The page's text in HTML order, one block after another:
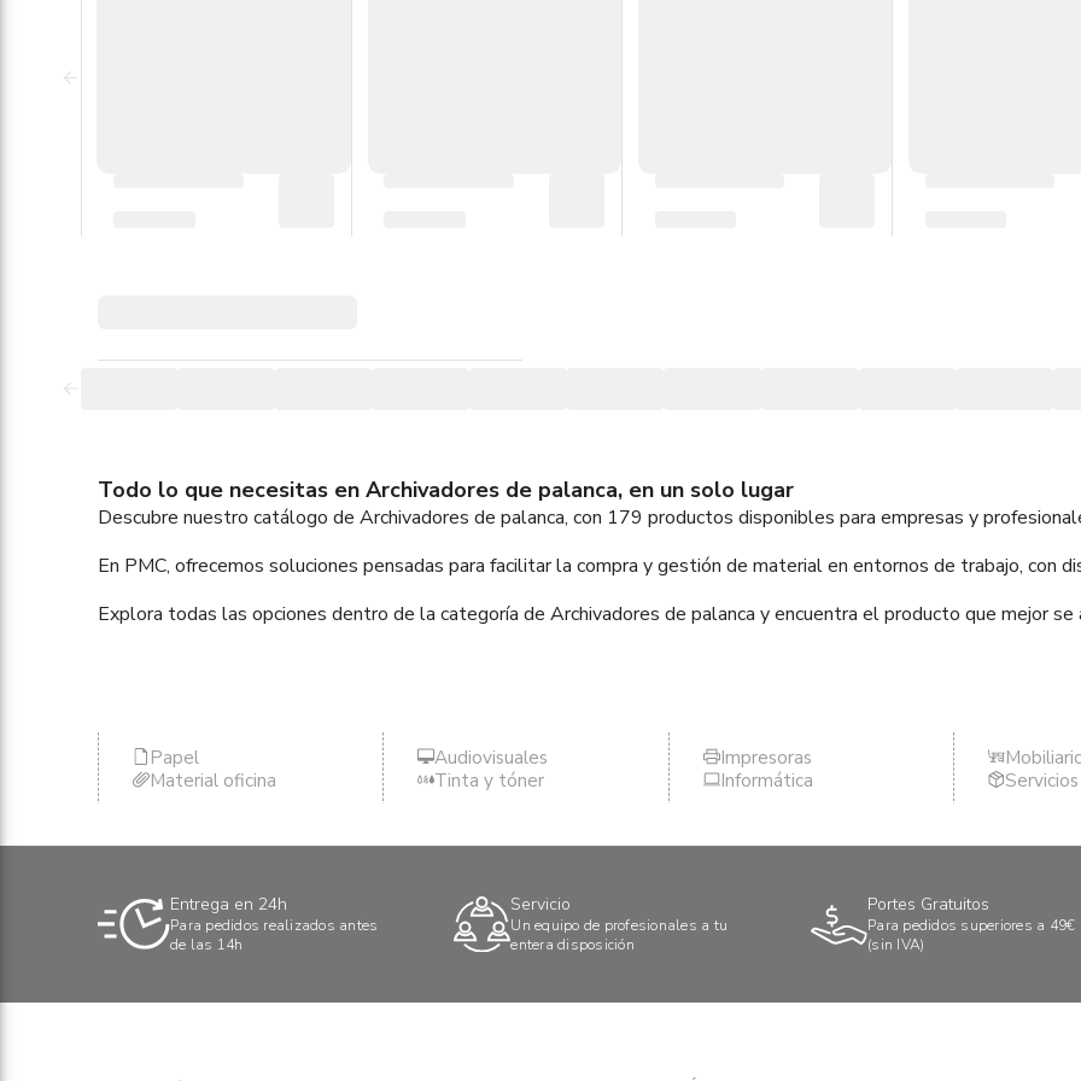
Todo lo que necesitas en Archivadores de palanca, en un solo lugar
Descubre nuestro catálogo de Archivadores de palanca, con 179 productos disponibles para empresas y
En PMC, ofrecemos soluciones pensadas para facilitar la compra y gestión de material en entornos de trabajo, con
Explora todas las opciones dentro de la categoría de Archivadores de palanca y encuentra el producto que mejor
Papel
Material oficina
Audiovisuales
Tinta y tóner
Impresoras
Informática
Entrega en 24h
Para pedidos realizados antes
de las 14h
Servicio
Un equipo de profesionales a tu
entera disposición
Portes Gratuitos
Para pedidos superiores a 49€
(sin IVA)